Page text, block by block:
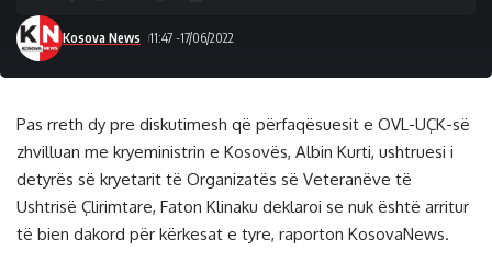
Kosova News 11:47 -17/06/2022
Pas rreth dy pre diskutimesh që përfaqësuesit e OVL-UÇK-së
zhvilluan me kryeministrin e Kosovës, Albin Kurti, ushtruesi i
detyrës së kryetarit të Organizatës së Veteranëve të
Ushtrisë Çlirimtare, Faton Klinaku deklaroi se nuk është arritur
të bien dakord për kërkesat e tyre, raporton KosovaNews.